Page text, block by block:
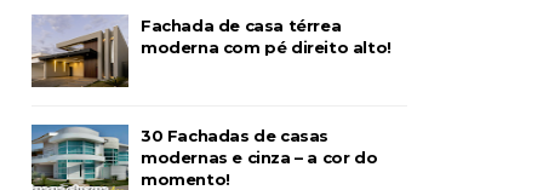
Fachada de casa térrea
moderna com pé direito alto!
30 Fachadas de casas
modernas e cinza – a cor do
momento!